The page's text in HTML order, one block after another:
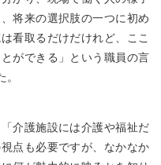
将来の選択肢の一つに初め
看取るだけだけれど、ここ
ができる」という職員の言
介護施設には介護や福祉だ
点も必要ですが、なかなか